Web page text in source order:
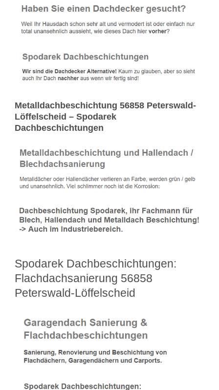
Metalldachbeschichtung 56858 Peterswald-
Löffelscheid – Spodarek
Dachbeschichtungen
Spodarek Dachbeschichtungen:
Flachdachsanierung 56858
Peterswald-Löffelscheid